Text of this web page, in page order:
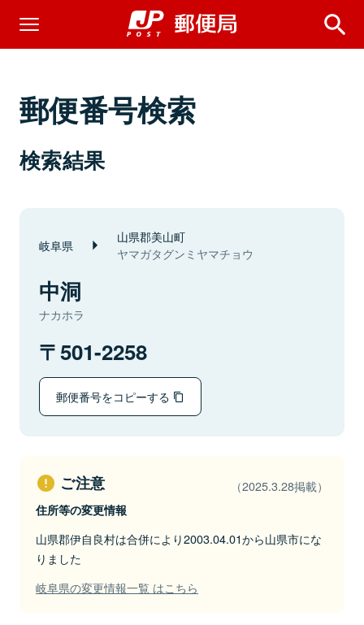
郵便番号検索
検索結果
岐阜県 山県郡美山町
ヤマガタグンミヤマチョウ
中洞
ナカホラ
501-2258
郵便番号をコピーする
ご注意 （2025.3.28掲載）
住所等の変更情報
山県郡伊自良村は合併により2003.04.01から山県市にな
りました
岐阜県の変更情報一覧 はこちら